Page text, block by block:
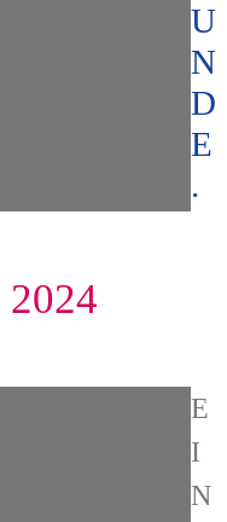
U
N
D
E
.
2024
E
I
N